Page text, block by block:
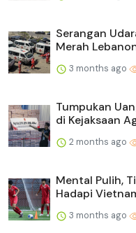
Serangan
Merah
3 months ago
Tumpukan
di Kejaksaan
2 months ago
Mental Pulih,
Hadapi
3 months ago